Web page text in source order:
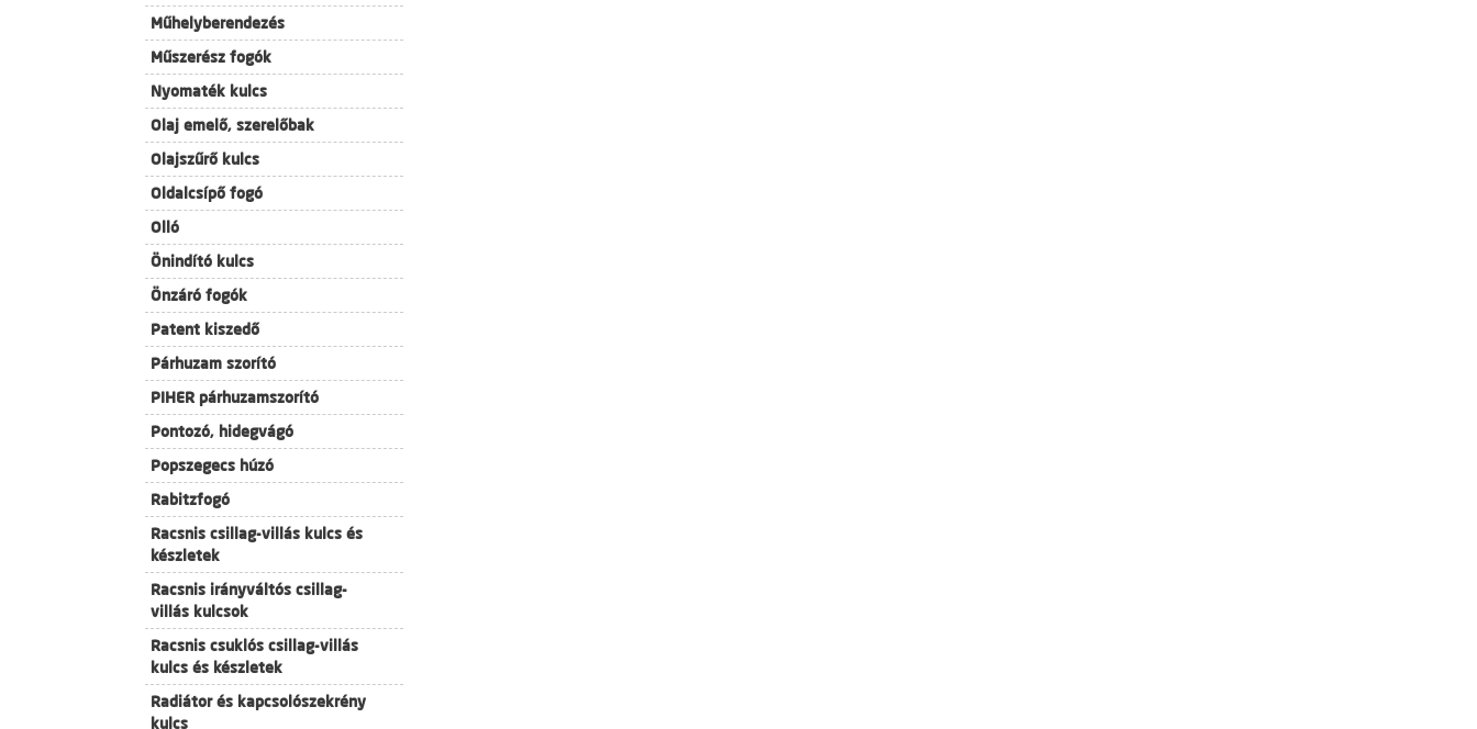
Műhelyberendezés
Műszerész fogók
Nyomaték kulcs
Olaj emelő, szerelőbak
Olajszűrő kulcs
Oldalcsípő fogó
Olló
Önindító kulcs
Önzáró fogók
Patent kiszedő
Párhuzam szorító
PIHER párhuzamszorító
Pontozó, hidegvágó
Popszegecs húzó
Rabitzfogó
Racsnis csillag-villás kulcs és
készletek
Racsnis irányváltós csillag-
villás kulcsok
Racsnis csuklós csillag-villás
kulcs és készletek
Radiátor és kapcsolószekrény
kulcs